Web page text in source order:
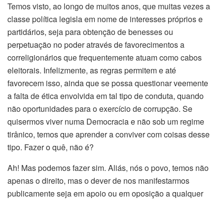
Temos visto, ao longo de muitos anos, que muitas vezes a
classe política legisla em nome de interesses próprios e
partidários, seja para obtenção de benesses ou
perpetuação no poder através de favorecimentos a
correligionários que frequentemente atuam como cabos
eleitorais. Infelizmente, as regras permitem e até
favorecem isso, ainda que se possa questionar veemente
a falta de ética envolvida em tal tipo de conduta, quando
não oportunidades para o exercício de corrupção. Se
quisermos viver numa Democracia e não sob um regime
tirânico, temos que aprender a conviver com coisas desse
tipo. Fazer o quê, não é?
Ah! Mas podemos fazer sim. Aliás, nós o povo, temos não
apenas o direito, mas o dever de nos manifestarmos
publicamente seja em apoio ou em oposição a qualquer